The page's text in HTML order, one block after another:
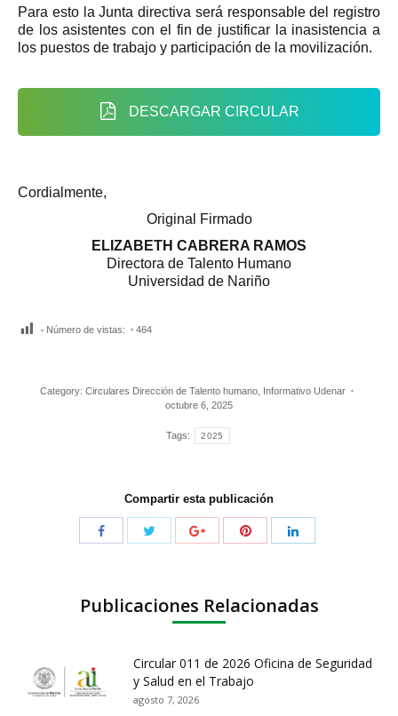
Para esto la Junta directiva será responsable del registro
de los asistentes con el fin de justificar la inasistencia a
los puestos de trabajo y participación de la movilización.
DESCARGAR CIRCULAR
Cordialmente,
Original Firmado
ELIZABETH CABRERA RAMOS
Directora de Talento Humano
Universidad de Nariño
Número de vistas: 464
Category: Circulares Dirección de Talento humano, Informativo Udenar
octubre 6, 2025
Tags: 2025
Compartir esta publicación
Publicaciones Relacionadas
Circular 011 de 2026 Oficina de Seguridad
y Salud en el Trabajo
agosto 7, 2026